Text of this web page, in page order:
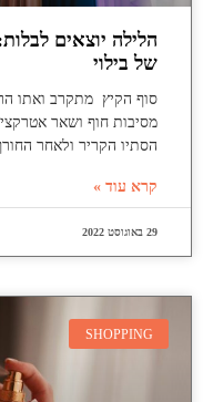
הלילה יוצאים
של בילוי
סוף הקיץ מתקרב ואתו
מסיבות חוף ושאר
הסתיו הקריר ולאחר
קרא עוד »
29 באוגוסט 2022
SHOPPING